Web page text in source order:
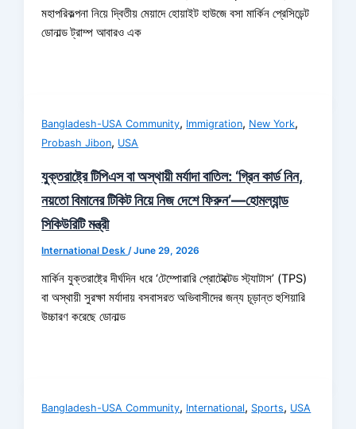
মহাপরিকল্পনা নিয়ে দ্বিতীয় মেয়াদে হোয়াইট হাউজে বসা মার্কিন প্রেসিডেন্ট
ডোনাল্ড ট্রাম্প আবারও এক
Bangladesh-USA Community, Immigration, New York,
Probash Jibon, USA
যুক্তরাষ্ট্রে টিপিএস বা অস্থায়ী মর্যাদা বাতিল: ‘গ্রিন কার্ড নিন,
নয়তো বিমানের টিকিট নিয়ে নিজ দেশে ফিরুন’—হোমল্যান্ড
সিকিউরিটি মন্ত্রী
International Desk /June 29, 2026
মার্কিন যুক্তরাষ্ট্রে দীর্ঘদিন ধরে ‘টেম্পোরারি প্রোটেক্টেড স্ট্যাটাস’ (TPS)
বা অস্থায়ী সুরক্ষা মর্যাদায় বসবাসরত অভিবাসীদের জন্য চূড়ান্ত হুশিয়ারি
উচ্চারণ করেছে ডোনাল্ড
Bangladesh-USA Community, International, Sports, USA